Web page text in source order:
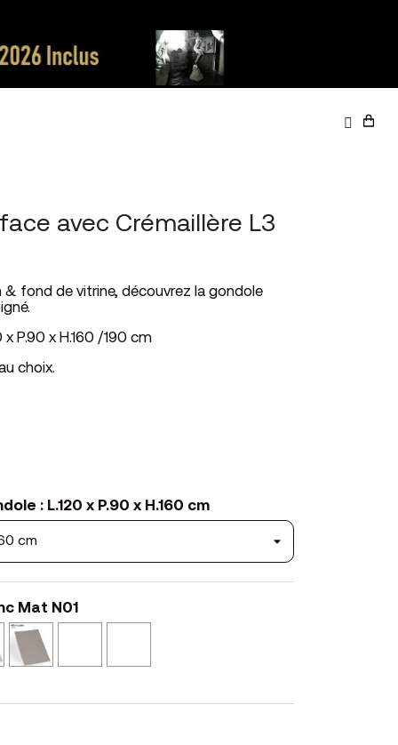
avec Crémaillère L3
& fond de vitrine, découvrez la gondole
P.90 x H.160 /190 cm
choix.
: L.120 x P.90 x H.160 cm
Mat N01
Perle
N52